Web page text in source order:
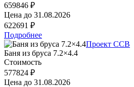
659846 ₽
Цена до 31.08.2026
622691 ₽
Подробнее
Проект CCB
Баня из бруса 7.2×4.4
Стоимость
577824 ₽
Цена до 31.08.2026